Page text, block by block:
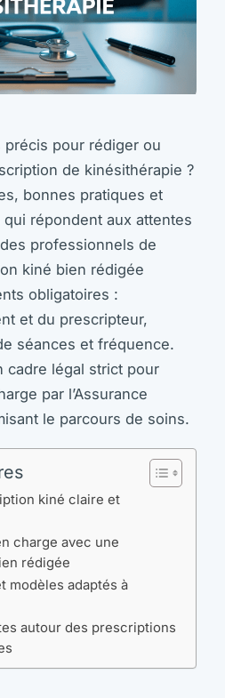
précis pour rédiger ou
de kinésithérapie ?
bonnes pratiques et
répondent aux attentes
professionnels de
kiné bien rédigée
obligatoires :
et du prescripteur,
séances et fréquence.
cadre légal strict pour
par l’Assurance
le parcours de soins.
kiné claire et
charge avec une
rédigée
modèles adaptés à
autour des prescriptions